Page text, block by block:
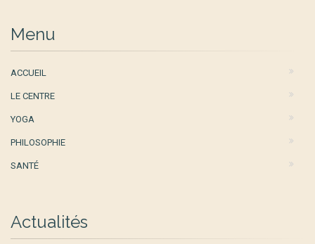
Menu
ACCUEIL
LE CENTRE
YOGA
PHILOSOPHIE
SANTÉ
Actualités